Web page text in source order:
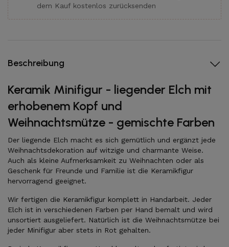
dem Kauf kostenlos zurücksenden
Beschreibung
Keramik Minifigur - liegender Elch mit
erhobenem Kopf und
Weihnachtsmütze - gemischte Farben
Der liegende Elch macht es sich gemütlich und ergänzt jede
Weihnachtsdekoration auf witzige und charmante Weise.
Auch als kleine Aufmerksamkeit zu Weihnachten oder als
Geschenk für Freunde und Familie ist die Keramikfigur
hervorragend geeignet.
Wir fertigen die Keramikfigur komplett in Handarbeit. Jeder
Elch ist in verschiedenen Farben per Hand bemalt und wird
unsortiert ausgeliefert. Natürlich ist die Weihnachtsmütze bei
jeder Minifigur aber stets in Rot gehalten.